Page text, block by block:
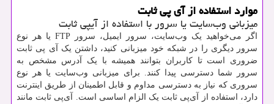
موارد استفاده از آی پی ثابت
میزبانی وب‌سایت یا سرور با استفاده از آیپی ثابت
اگر می‌خواهید یک وب‌سایت، سرور ایمیل، سرور FTP یا هر نوع
سرور دیگری را در شبکه خود میزبانی کنید، داشتن یک آی پی ثابت
ضروری است تا کاربران بتوانند همیشه با یک آدرس مشخص به
سرور شما دسترسی پیدا کنند. برای میزبانی وب‌سایت یا هر نوع
سروری که نیاز به دسترسی مداوم و قابل اطمینان از طریق اینترنت
دارد، استفاده از آی‌پی ثابت یک الزام اساسی است. آی‌پی ثابت مانند